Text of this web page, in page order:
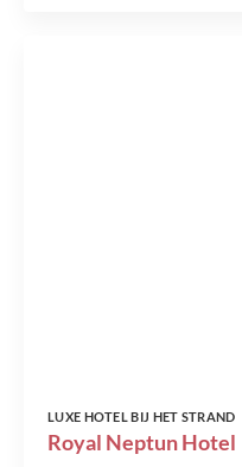
LUXE HOTEL BIJ HET STRAND
Royal Neptun Hotel